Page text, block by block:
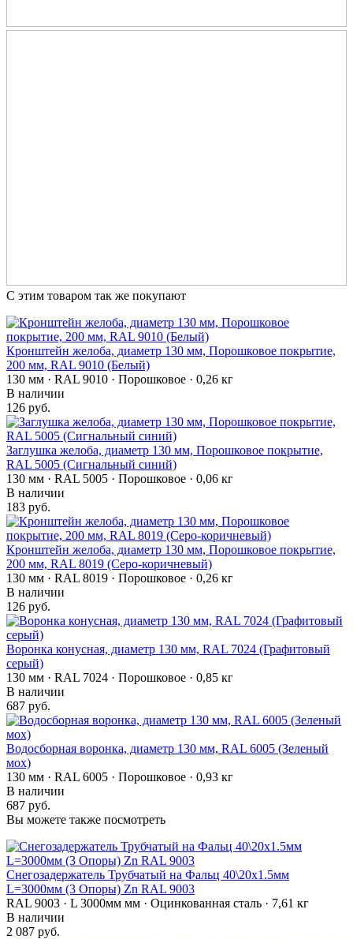
С этим товаром так же покупают
Кронштейн желоба, диаметр 130 мм, Порошковое покрытие,
200 мм, RAL 9010 (Белый)
130 мм · RAL 9010 · Порошковое · 0,26 кг
В наличии
126 руб.
Заглушка желоба, диаметр 130 мм, Порошковое покрытие,
RAL 5005 (Сигнальный синий)
130 мм · RAL 5005 · Порошковое · 0,06 кг
В наличии
183 руб.
Кронштейн желоба, диаметр 130 мм, Порошковое покрытие,
200 мм, RAL 8019 (Серо-коричневый)
130 мм · RAL 8019 · Порошковое · 0,26 кг
В наличии
126 руб.
Воронка конусная, диаметр 130 мм, RAL 7024 (Графитовый
серый)
130 мм · RAL 7024 · Порошковое · 0,85 кг
В наличии
687 руб.
Водосборная воронка, диаметр 130 мм, RAL 6005 (Зеленый
мох)
130 мм · RAL 6005 · Порошковое · 0,93 кг
В наличии
687 руб.
Вы можете также посмотреть
Снегозадержатель Трубчатый на Фальц 40\20х1.5мм
L=3000мм (3 Опоры) Zn RAL 9003
RAL 9003 · L 3000мм мм · Оцинкованная сталь · 7,61 кг
В наличии
2 087 руб.